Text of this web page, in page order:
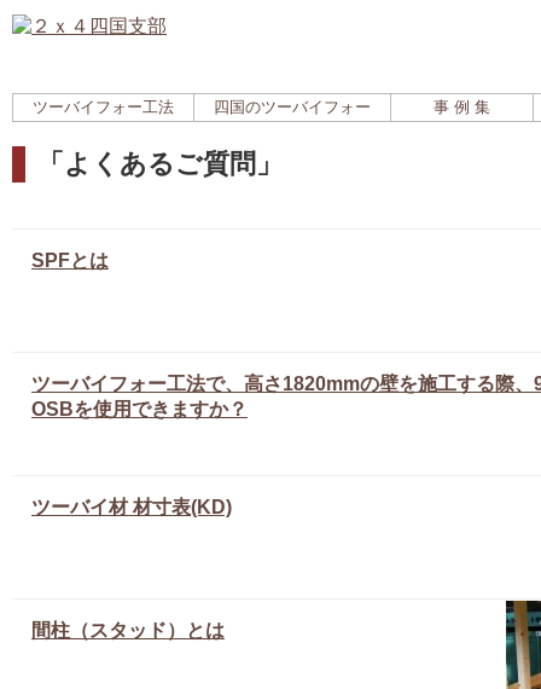
ツーバイフォー工法 四国のツーバイフォー 事 例 集
「よくあるご質問」
SPFとは
ツーバイフォー工法で、高さ1820mmの壁を施工する際
OSBを使用できますか？
ツーバイ材 材寸表(KD)
間柱（スタッド）とは